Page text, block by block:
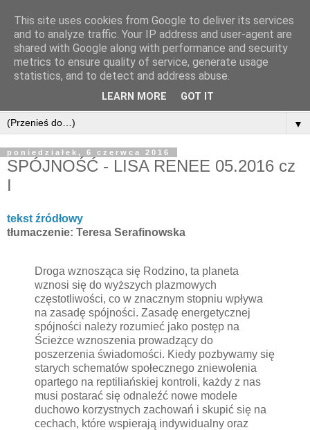
▼
poniedziałek, 6 czerwca 2016
SPÓJNOŚĆ - LISA RENEE 05.2016 cz
I
tekst źródłowy
tłumaczenie: Teresa Serafinowska
Droga wznosząca się Rodzino, ta planeta
wznosi się do wyższych plazmowych
częstotliwości, co w znacznym stopniu wpływa
na zasadę spójności. Zasadę energetycznej
spójności należy rozumieć jako postęp na
Ścieżce wznoszenia prowadzący do
poszerzenia świadomości. Kiedy pozbywamy się
starych schematów społecznego zniewolenia
opartego na reptiliańskiej kontroli, każdy z nas
musi postarać się odnaleźć nowe modele
duchowo korzystnych zachowań i skupić się na
cechach, które wspierają indywidualny oraz
This site uses cookies from Google to deliver its services
and to analyze traffic. Your IP address and user-agent are
shared with Google along with performance and security
metrics to ensure quality of service, generate usage
statistics, and to detect and address abuse.
LEARN MORE GOT IT